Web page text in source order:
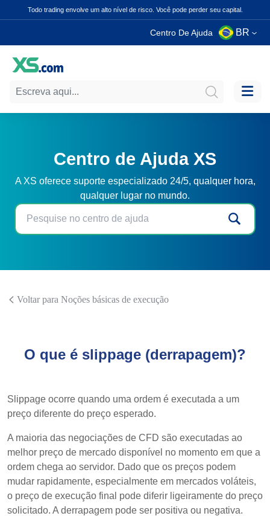
Todo trading envolve um alto nível de risco. Você pode perder seu capital.
Centro De Ajuda BR
Centro de Ajuda XS
A XS oferece suporte especializado 24/5, qualquer hora,
qualquer lugar no mundo.
Voltar para Noções básicas de execução
O que é slippage (derrapagem)?
Slippage ocorre quando uma ordem é executada a um
preço diferente do preço esperado.
A maioria das negociações de CFD são executadas ao
melhor preço de mercado disponível no momento em que a
ordem chega ao servidor. Dado que os preços podem
mudar rapidamente, especialmente em mercados voláteis,
o preço de execução final pode diferir ligeiramente do preço
solicitado. A derrapagem pode ser positiva ou negativa.